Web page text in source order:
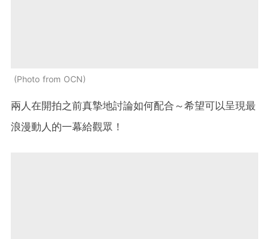
Photo from OCN
兩人在開拍之前真摯地討論如何配合～希望可以呈現最
浪漫動人的一幕給觀眾！